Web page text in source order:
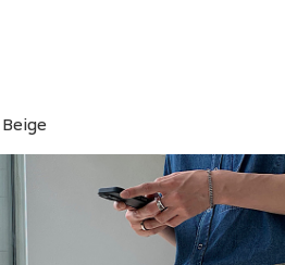
Beige